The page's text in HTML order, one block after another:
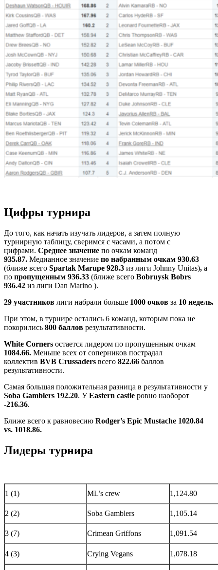
Цифры турнира
До того, как начать изучать лидеров, а затем полную
турнирную таблицу, сверимся с часами, а потом с
цифрами. Среднее значение по очкам команд
935.87. Медианное значение по набранным очкам 930.63
(ближе всего Spartak Marupe 928.3 из лиги Johnny Unitas), а
по пропущенным 936.33 (ближе всего Bobruysk Bobrs
936.42 из лиги Dan Marino ).
29 участников лиги набрали больше 1000 очков за 10 недель.
При этом, в турнире остались 6 команд, которым пока не
покорились 800 баллов результативности.
White Corners остается лидером по пропущенным очкам
1084.66. Меньше всех от соперников пострадал
коллектив BVB Crussaders всего 822.66 баллов
результативности.
Самая большая положительная разница в результативности у
Soba Gamblers 192.20. УEastern castle ровно наоборот
-216.36.
Ближе всего к равновесию Rodger’s Epic Mustache 1020.84
vs. 1018.86.
Лидеры турнира
1 (1) ML’s crew 1,124.80
2 (2) Soba Gamblers 1,105.14
3 (7) Crimean Griffons 1,091.54
4 (3) Crying Vegans 1,078.18